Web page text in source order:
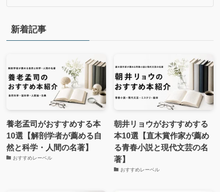
新着記事
養老孟司がおすすめする本
10選【解剖学者が薦める自
然と科学・人間の名著】
おすすめレーベル
朝井リョウがおすすめする
本10選【直木賞作家が薦め
る青春小説と現代文芸の名
著】
おすすめレーベル